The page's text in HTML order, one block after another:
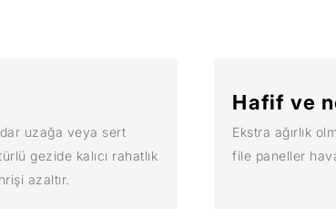
uzağa veya sert
gezide kalıcı rahatlık
azaltır.
Hafif ve
Ekstra ağırlık
file paneller